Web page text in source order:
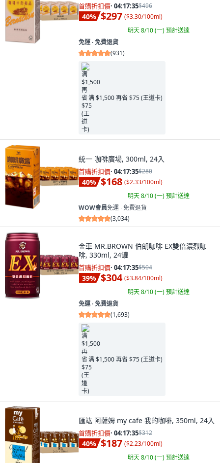
首購折扣價· 04:17:34$496
40% $297 ($3.30/100ml)
明天 8/10 (一)預計送達
免運 ∙ 免費退貨
(931)
满 $1,500 再省 $75 (王道卡)
統一 咖啡廣場, 300ml, 24入
首購折扣價· 04:17:34$280
40% $168 ($2.33/100ml)
明天 8/10 (一)預計送達
WOW會員免運 ∙ 免費退貨
(3,034)
金車 MR.BROWN 伯朗咖啡 EX雙倍濃烈咖
啡, 330ml, 24罐
首購折扣價· 04:17:34$504
39% $304 ($3.84/100ml)
明天 8/10 (一)預計送達
免運 ∙ 免費退貨
(1,693)
满 $1,500 再省 $75 (王道卡)
匯竑 阿薩姆 my cafe 我的咖啡, 350ml, 24入
首購折扣價· 04:17:34$312
40% $187 ($2.23/100ml)
明天 8/10 (一)預計送達